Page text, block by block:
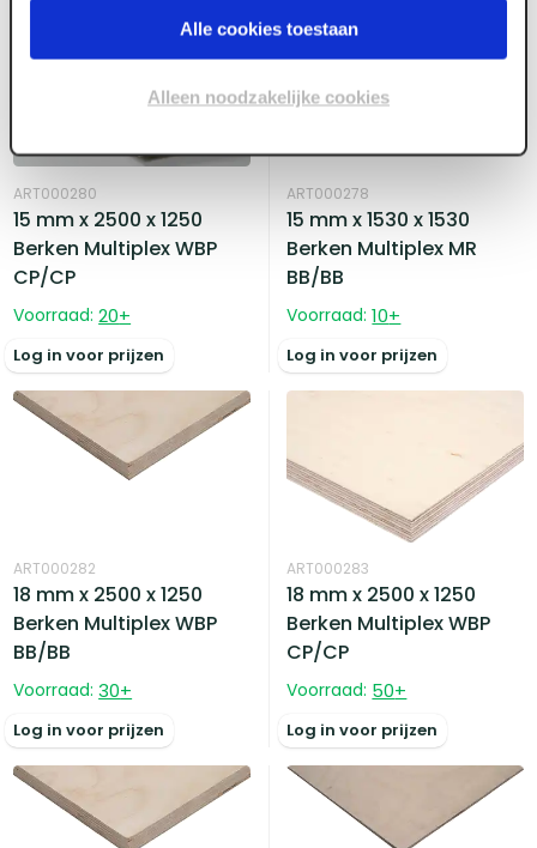
Alle cookies toestaan
Alleen noodzakelijke cookies
ART000280
15 mm x 2500 x 1250
Berken Multiplex WBP
CP/CP
Voorraad: 20+
Log in voor prijzen
ART000278
15 mm x 1530 x 1530
Berken Multiplex MR
BB/BB
Voorraad: 10+
Log in voor prijzen
ART000282
18 mm x 2500 x 1250
Berken Multiplex WBP
BB/BB
Voorraad: 30+
Log in voor prijzen
ART000283
18 mm x 2500 x 1250
Berken Multiplex WBP
CP/CP
Voorraad: 50+
Log in voor prijzen